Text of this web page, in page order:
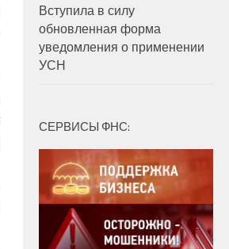
Вступила в силу
обновленная форма
уведомления о применении
УСН
СЕРВИСЫ ФНС: